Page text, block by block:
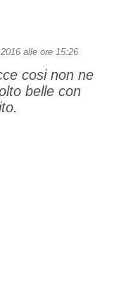
alle ore 15:26
cosi non ne
belle con